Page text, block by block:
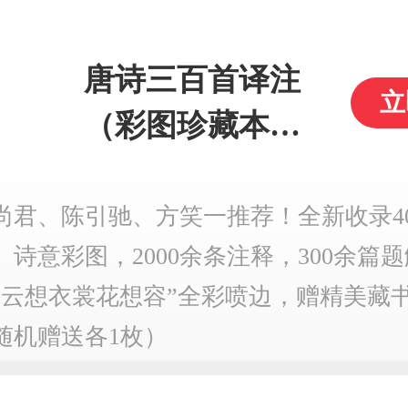
唐诗三百首译注
（彩图珍藏本）
彩刷边（随书附
赠精美藏书票+明
信片+限量编号
+70周年社庆纪念
君、陈引驰、方笑一推荐！全新收录
诗意彩图，2000余条注释，300余篇
想衣裳花想容”全彩喷边，赠精美藏
机赠送各1枚）